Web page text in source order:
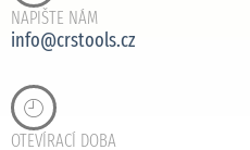
NAPIŠTE NÁM
info@crstools.cz
OTEVÍRACÍ DOBA